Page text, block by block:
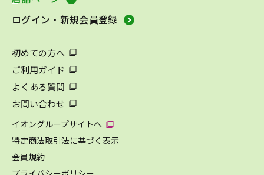
ログイン・新規会員登録
初めての方へ
ご利用ガイド
よくある質問
お問い合わせ
イオングループサイトへ
特定商法取引法に基づく表示
会員規約